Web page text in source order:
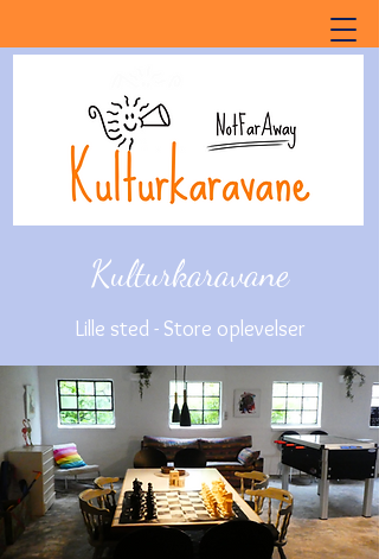
Kulturkaravane
Lille sted - Store oplevelser